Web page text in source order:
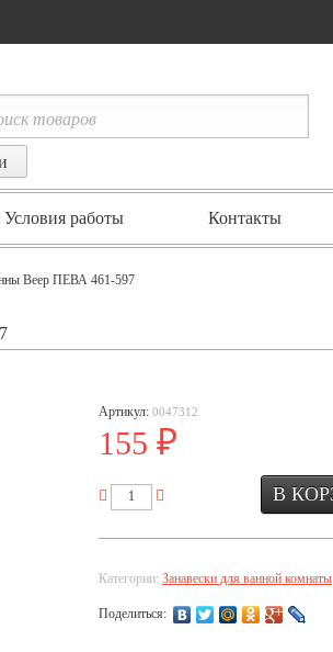
Условия работы Контакты
Веер ПЕВА 461-597
Артикул: 0047312
155 ₽
Категории: Занавески для ванной комнаты
Поделиться: